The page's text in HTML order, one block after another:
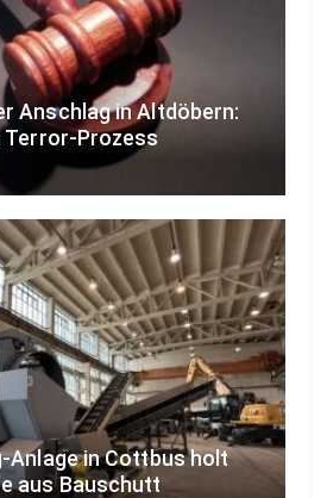
Anschlag in Altdöbern:
Prozess
Anlage in Cottbus holt
aus Bauschutt